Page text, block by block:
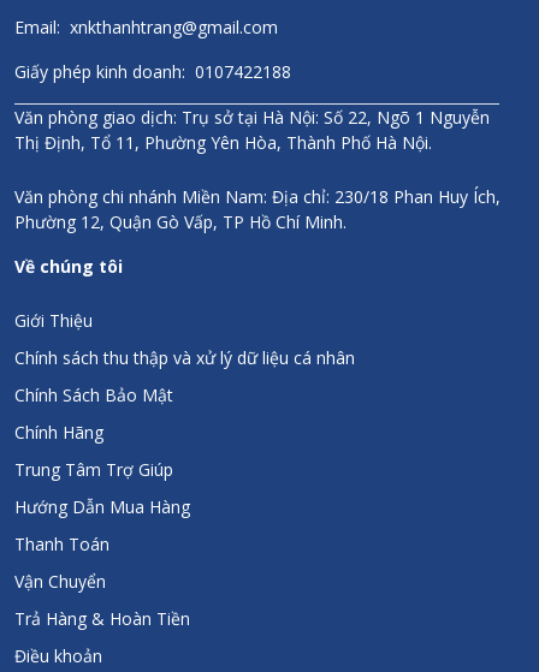
Email: xnkthanhtrang@gmail.com
Giấy phép kinh doanh: 0107422188
Văn phòng giao dịch: Trụ sở tại Hà Nội: Số 22, Ngõ 1 Nguyễn
Thị Định, Tổ 11, Phường Yên Hòa, Thành Phố Hà Nội.
Văn phòng chi nhánh Miền Nam: Địa chỉ: 230/18 Phan Huy Ích,
Phường 12, Quận Gò Vấp, TP Hồ Chí Minh.
Về chúng tôi
Giới Thiệu
Chính sách thu thập và xử lý dữ liệu cá nhân
Chính Sách Bảo Mật
Chính Hãng
Trung Tâm Trợ Giúp
Hướng Dẫn Mua Hàng
Thanh Toán
Vận Chuyển
Trả Hàng & Hoàn Tiền
Điều khoản